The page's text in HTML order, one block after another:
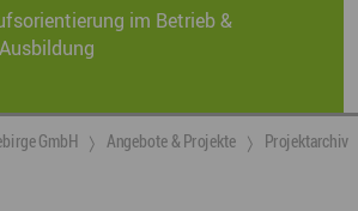
im Betrieb &
GmbH Angebote & Projekte Projektarchiv